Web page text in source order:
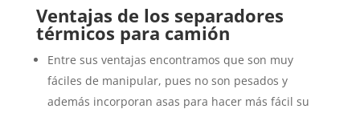
Ventajas de los separadores
térmicos para camión
Entre sus ventajas encontramos que son muy
fáciles de manipular, pues no son pesados y
además incorporan asas para hacer más fácil su